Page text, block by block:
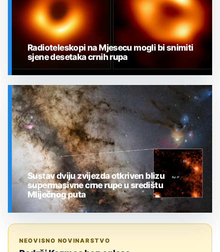
SVEMIR
Radioteleskopi na Mjesecu mogli bi snimiti
sjene desetaka crnih rupa
Sustav dviju zvijezda otkriven blizu
supermasivne crne rupe u središtu
Mliječnog puta
NEOVISNO NOVINARSTVO